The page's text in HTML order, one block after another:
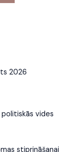
2026
vides
stiprināšanai